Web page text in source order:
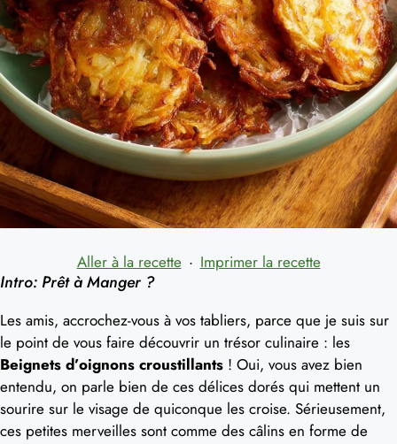
Aller à la recette · Imprimer la recette
Intro: Prêt à Manger ?
Les amis, accrochez-vous à vos tabliers, parce que je suis sur
le point de vous faire découvrir un trésor culinaire : les
Beignets d’oignons croustillants ! Oui, vous avez bien
entendu, on parle bien de ces délices dorés qui mettent un
sourire sur le visage de quiconque les croise. Sérieusement,
ces petites merveilles sont comme des câlins en forme de